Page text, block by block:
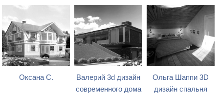
Оксана С.
Валерий 3d дизайн
современного дома
Ольга Шаппи 3D
дизайн спальня